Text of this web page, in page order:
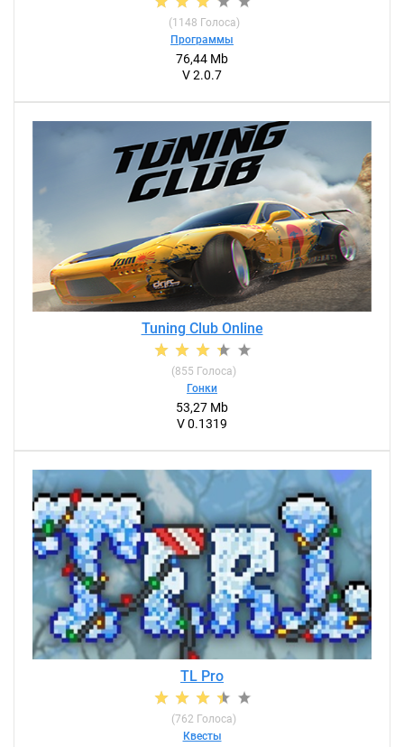
(1148 Голоса)
Программы
76,44 Mb
V 2.0.7
Tuning Club Online
(855 Голоса)
Гонки
53,27 Mb
V 0.1319
TL Pro
(762 Голоса)
Квесты